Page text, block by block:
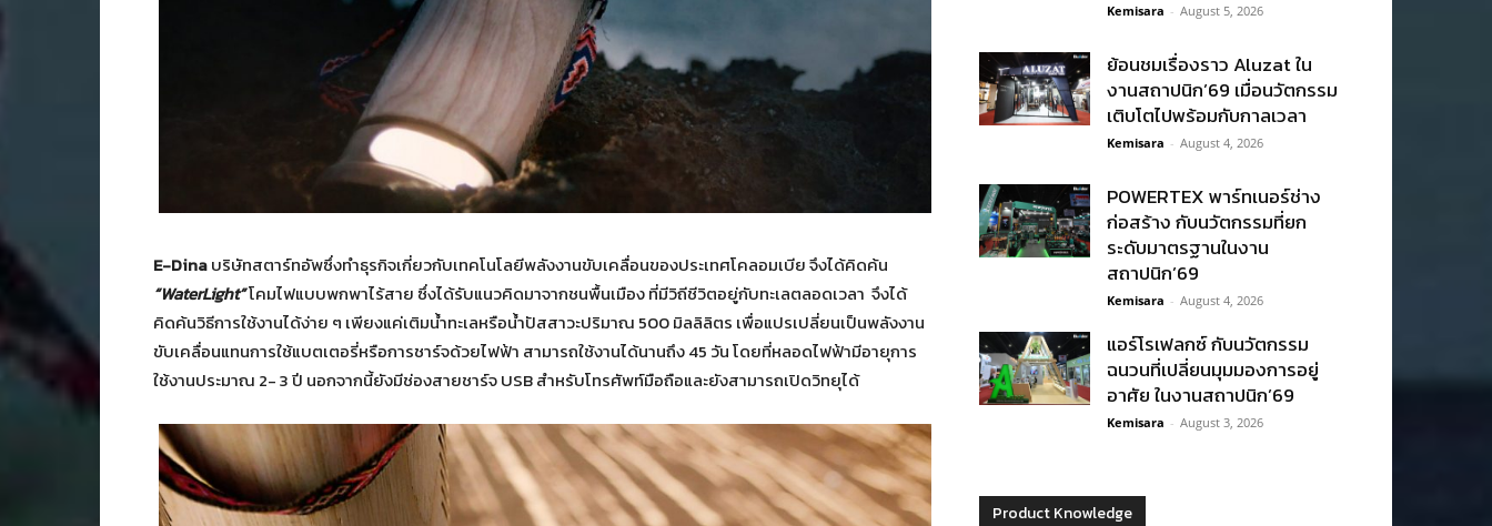
E-Dinaบริษัทสตาร์ทอัพซึ่งทำธุรกิจเกี่ยวกับเทคโนโลยีพลังงานขับเคลื่อนของประเทศโคลอมเบีย จึงได้คิดค้น
“WaterLight”โคมไฟแบบพกพาไร้สาย ซึ่งได้รับแนวคิดมาจากชนพื้นเมือง ที่มีวิถีชีวิตอยู่กับทะเลตลอดเวลา จึงได้
คิดค้นวิธีการใช้งานได้ง่าย ๆ เพียงแค่เติมน้ำทะเลหรือน้ำปัสสาวะปริมาณ 500 มิลลิลิตร เพื่อแปรเปลี่ยนเป็นพลังงาน
ขับเคลื่อนแทนการใช้แบตเตอรี่หรือการชาร์จด้วยไฟฟ้า สามารถใช้งานได้นานถึง 45 วัน โดยที่หลอดไฟฟ้ามีอายุการ
ใช้งานประมาณ 2- 3 ปี นอกจากนี้ยังมีช่องสายชาร์จ USB สำหรับโทรศัพท์มือถือและยังสามารถเปิดวิทยุได้
Kemisara - August 5, 2026
ย้อนชมเรื่องราว Aluzat ใน
งานสถาปนิก’69 เมื่อนวัตกรรม
เติบโตไปพร้อมกับกาลเวลา
Kemisara - August 4, 2026
POWERTEX พาร์ทเนอร์ช่าง
ก่อสร้าง กับนวัตกรรมที่ยก
ระดับมาตรฐานในงาน
สถาปนิก’69
Kemisara - August 4, 2026
แอร์โรเฟลกซ์ กับนวัตกรรม
ฉนวนที่เปลี่ยนมุมมองการอยู่
อาศัย ในงานสถาปนิก’69
Kemisara - August 3, 2026
Product Knowledge